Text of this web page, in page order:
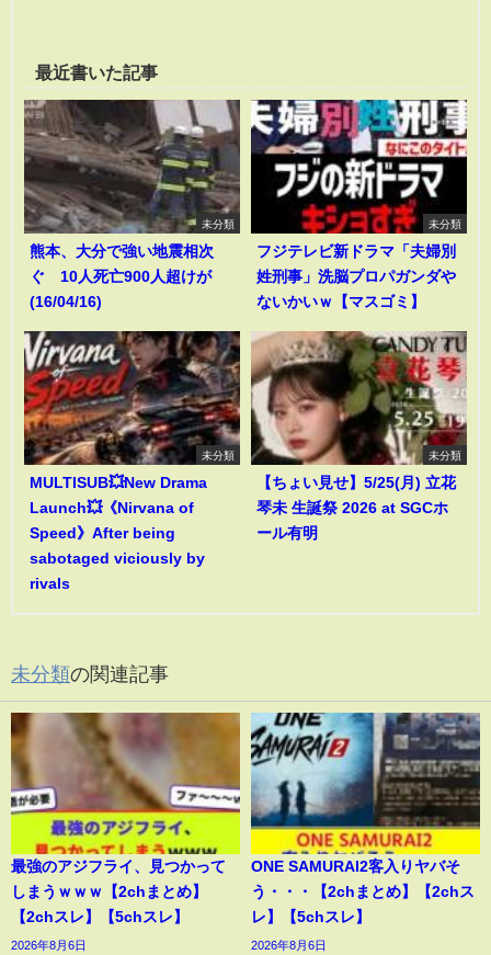
最近書いた記事
未分類
熊本、大分で強い地震相次
ぐ 10人死亡900人超けが
(16/04/16)
未分類
フジテレビ新ドラマ「夫婦別
姓刑事」洗脳プロパガンダや
ないかいｗ【マスゴミ】
未分類
MULTISUB💥New Drama
Launch💥《Nirvana of
Speed》After being
sabotaged viciously by
rivals
未分類
【ちょい見せ】5/25(月) 立花
琴未 生誕祭 2026 at SGCホ
ール有明
未分類の関連記事
最強のアジフライ、見つかって
しまうｗｗｗ【2chまとめ】
【2chスレ】【5chスレ】
2026年8月6日
ONE SAMURAI2客入りヤバそ
う・・・【2chまとめ】【2chス
レ】【5chスレ】
2026年8月6日